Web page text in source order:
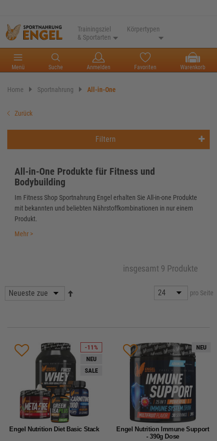
Trainingsziel
& Sportarten
Körpertypen
Menü Suche Anmelden Favoriten Warenkorb
Home Sportnahrung All-in-One
Zurück
Filtern
All-in-One Produkte für Fitness und
Bodybuilding
Im Fitness Shop Sportnahrung Engel erhalten Sie All-in-one Produkte
mit bekannten und beliebten Nährstoffkombinationen in nur einem
Produkt.
Mehr >
insgesamt 9 Produkte
pro Seite
-11%
NEU
SALE
Engel Nutrition Diet Basic Stack
NEU
Engel Nutrition Immune Support
- 390g Dose